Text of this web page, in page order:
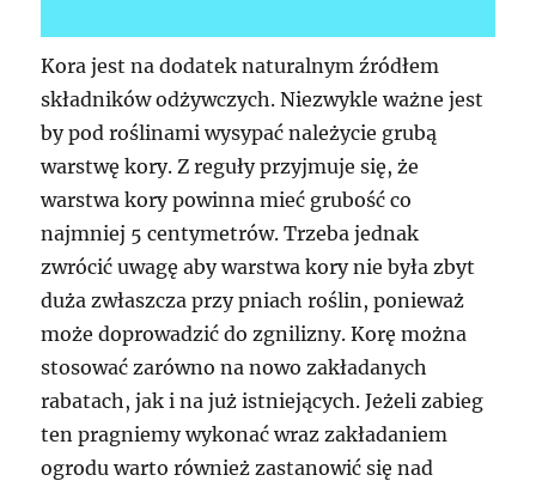
Kora jest na dodatek naturalnym źródłem
składników odżywczych. Niezwykle ważne jest
by pod roślinami wysypać należycie grubą
warstwę kory. Z reguły przyjmuje się, że
warstwa kory powinna mieć grubość co
najmniej 5 centymetrów. Trzeba jednak
zwrócić uwagę aby warstwa kory nie była zbyt
duża zwłaszcza przy pniach roślin, ponieważ
może doprowadzić do zgnilizny. Korę można
stosować zarówno na nowo zakładanych
rabatach, jak i na już istniejących. Jeżeli zabieg
ten pragniemy wykonać wraz zakładaniem
ogrodu warto również zastanowić się nad